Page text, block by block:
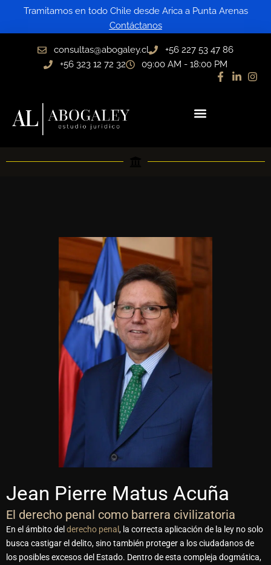
contenido
Tramitamos en todo Chile desde Arica a Punta Arenas
Contáctanos
consultas@abogaley.cl
+56 227 53 47 86
+56 323 12 72 32
09:00 AM - 18:00 PM
Jean Pierre Matus Acuña
El derecho penal como barrera civilizatoria
En el ámbito del derecho penal , la correcta aplicación de la ley no solo
busca castigar el delito, sino también proteger a los ciudadanos de
los posibles excesos del Estado. Dentro de esta compleja dogmática,